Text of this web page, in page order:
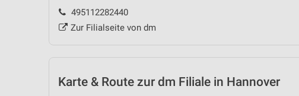
495112282440
Zur Filialseite von dm
Karte & Route zur dm Filiale in Hannover